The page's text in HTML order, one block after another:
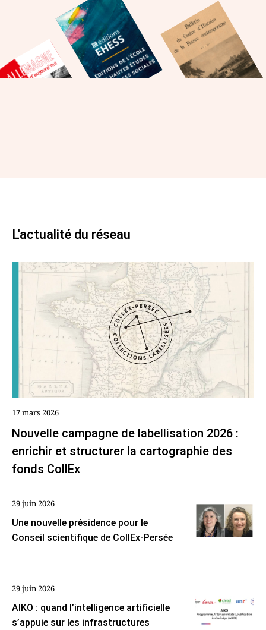
L'actualité du réseau
17 mars 2026
Nouvelle campagne de labellisation 2026 :
enrichir et structurer la cartographie des
fonds CollEx
29 juin 2026
Une nouvelle présidence pour le
Conseil scientifique de CollEx-Persée
29 juin 2026
AIKO : quand l’intelligence artificielle
s’appuie sur les infrastructures